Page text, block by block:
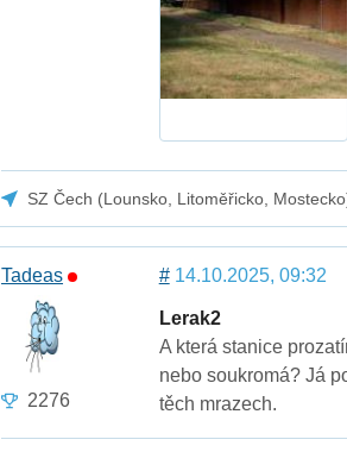
SZ Čech (Lounsko, Litoměřicko,
Tadeas
2276
#14.10.2025, 09:32
Lerak2
A která stanice
nebo soukromá? Já
těch mrazech.